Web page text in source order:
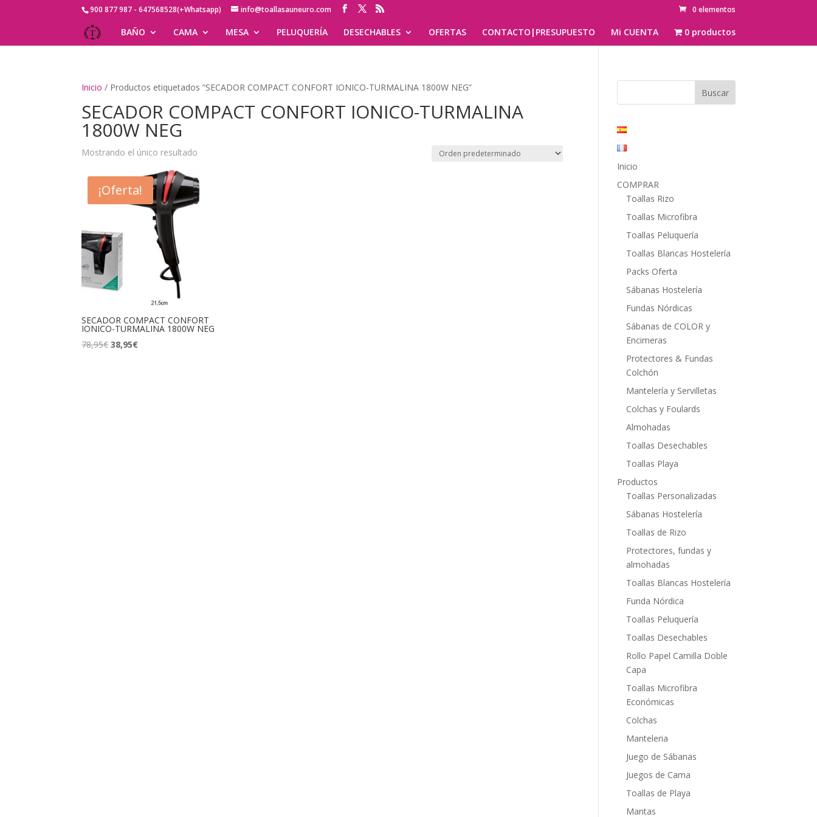
900 877 987 - 647568528(+Whatsapp) info@toallasauneuro.com 0 elementos
BAÑO CAMA MESA PELUQUERÍA DESECHABLES OFERTAS CONTACTO|PRESUPUESTO Mi CUENTA 0 productos
Inicio / Productos etiquetados “SECADOR COMPACT CONFORT IONICO-TURMALINA 1800W NEG”
SECADOR COMPACT CONFORT IONICO-TURMALINA
1800W NEG
Mostrando el único resultado
¡Oferta!
SECADOR COMPACT CONFORT
IONICO-TURMALINA 1800W NEG
78,95€El
38,95€El
Inicio
COMPRAR
Toallas Rizo
Toallas Microfibra
Toallas Peluquería
Toallas Blancas Hostelería
Packs Oferta
Sábanas Hostelería
Fundas Nórdicas
Sábanas de COLOR y
Encimeras
Protectores & Fundas
Colchón
Mantelería y Servilletas
Colchas y Foulards
Almohadas
Toallas Desechables
Toallas Playa
Productos
Toallas Personalizadas
Sábanas Hostelería
Toallas de Rizo
Protectores, fundas y
almohadas
Toallas Blancas Hostelería
Funda Nórdica
Toallas Peluquería
Toallas Desechables
Rollo Papel Camilla Doble
Capa
Toallas Microfibra
Económicas
Colchas
Manteleria
Juego de Sábanas
Juegos de Cama
Toallas de Playa
Mantas